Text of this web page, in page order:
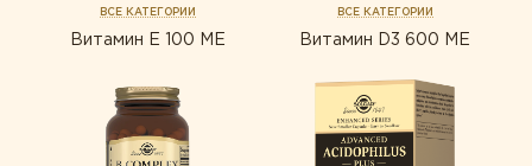
ВСЕ КАТЕГОРИИ
Витамин Е 100 МЕ
ВСЕ КАТЕГОРИИ
Витамин D3 600 ME